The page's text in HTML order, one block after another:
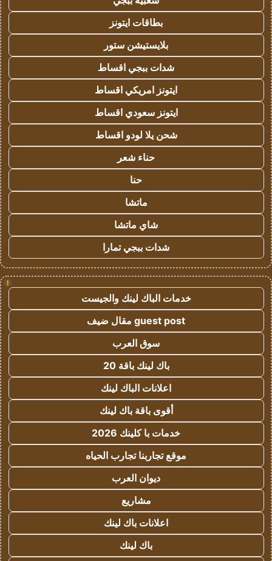
بطاقات ايتونز
بلايستيشن ستور
شدات ببجي اقساط
ايتونز امريكي اقساط
ايتونز سعودي اقساط
شحن يلا لودو اقساط
حناء شعر
حنا
ماتشا
شاي ماتشا
شدات ببجي تمارا
!
خدمات الباك لينك والجيست
guest post مقال ضيف
سوق العرب
باك لينك باقة 20
اعلانات الباك لينك
أقوى باقة باك لينك
خدمات با كلينك 2026
موقع تجاربنا تجارب الحياه
ديوان العرب
مشاريع
اعلانات باك لينك
باك لينك